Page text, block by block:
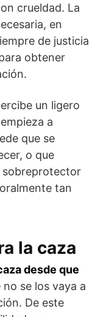
crueldad. La
en
de justicia
obtener
un ligero
a
que se
o que
sobreprotector
tan
la caza
desde que
no se los vaya a
De este